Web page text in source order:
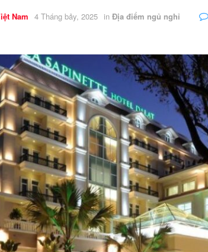
Nam 4 Tháng bảy, 2025 in Địa điểm ngủ nghỉ